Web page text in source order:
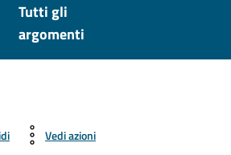
Tutti gli
argomenti
Vedi azioni